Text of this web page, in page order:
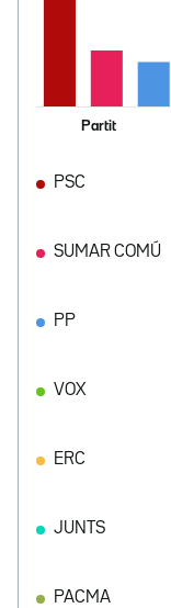
Partit
PSC
SUMAR COMÚ
PP
VOX
ERC
JUNTS
PACMA